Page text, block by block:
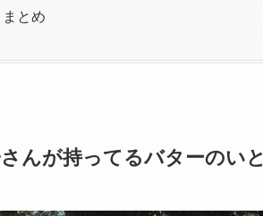
まとめ
んが持ってるバターのい